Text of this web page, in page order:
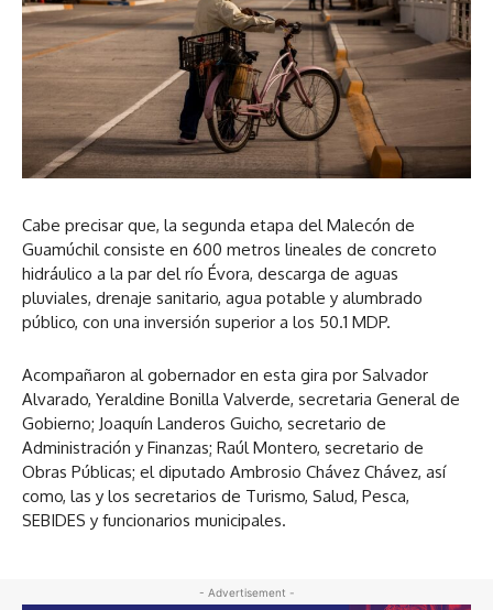
Cabe precisar que, la segunda etapa del Malecón de
Guamúchil consiste en 600 metros lineales de concreto
hidráulico a la par del río Évora, descarga de aguas
pluviales, drenaje sanitario, agua potable y alumbrado
público, con una inversión superior a los 50.1 MDP.
Acompañaron al gobernador en esta gira por Salvador
Alvarado, Yeraldine Bonilla Valverde, secretaria General de
Gobierno; Joaquín Landeros Guicho, secretario de
Administración y Finanzas; Raúl Montero, secretario de
Obras Públicas; el diputado Ambrosio Chávez Chávez, así
como, las y los secretarios de Turismo, Salud, Pesca,
SEBIDES y funcionarios municipales.
- Advertisement -